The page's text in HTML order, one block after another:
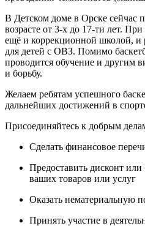
В Детском доме в Орске сейчас
возрасте от 3-х до 17-ти лет.
ещё и коррекционной школой,
для детей с ОВЗ. Помимо
проводится обучение и другим
и борьбу.
Желаем ребятам успешного
дальнейших достижений в
Присоединяйтесь к добрым
Сделать финансовое
Предоставить дисконт или
ваших товаров или услуг
Оказать нематериальную
Принять участие в